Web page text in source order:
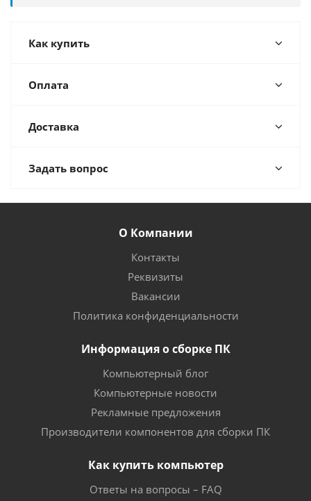
Как купить
Оплата
Доставка
Задать вопрос
О Компании
Контакты
Реквизиты
Вакансии
Политика конфиденциальности
Информация о сборке ПК
Компьютерный блог
Компьютерные новости
Рекламные предложения
Производители компонентов для сборки ПК
Как купить компьютер
Ответы на вопросы – FAQ